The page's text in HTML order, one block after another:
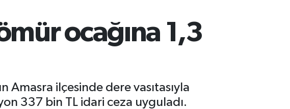
ocağına 1,3
Amasra ilçesinde dere vasıtasıyla
337 bin TL idari ceza uyguladı.